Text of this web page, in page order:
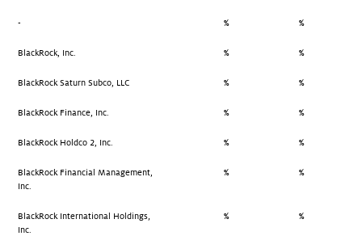
- % %
BlackRock, Inc. % %
BlackRock Saturn Subco, LLC % %
BlackRock Finance, Inc. % %
BlackRock Holdco 2, Inc. % %
BlackRock Financial Management,
Inc.
% %
BlackRock International Holdings,
Inc.
% %